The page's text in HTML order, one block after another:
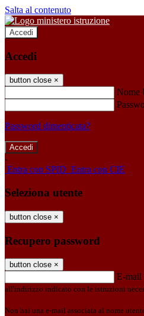
Salta al contenuto
Accedi
Accedi
button close ×
Nome
Password dimenticata?
-
Entra con SPID Entra con CIE
Seleziona utente
button close ×
Recupero password
button close ×
E-mail
all'indirizzo indicato con le istruzioni
Non hai una e-mail associata al nome